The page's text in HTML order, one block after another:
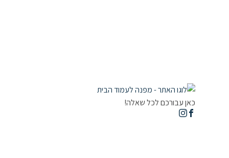
כאן עבורכם לכל שאלה!